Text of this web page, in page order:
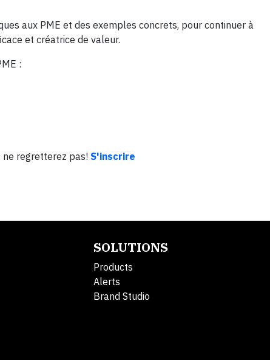
aux PME et des exemples concrets, pour continuer à
et créatrice de valeur.
:
ne regretterez pas! S'inscrire
SOLUTIONS
Products
Alerts
Brand Studio